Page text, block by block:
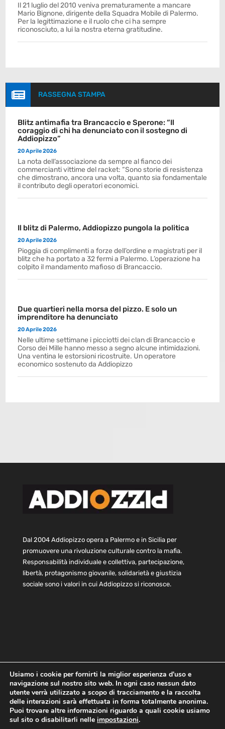
Il 21 luglio del 2010 veniva prematuramente a mancare
Mario Bignone, dirigente della Squadra Mobile di Palermo.
Per la legittimazione e il ruolo che ci ha sempre
riconosciuto, a lui la nostra eterna gratitudine.
 RASSEGNA STAMPA
Blitz antimafia tra Brancaccio e Sperone: “Il
coraggio di chi ha denunciato con il sostegno di
Addiopizzo”
20 Aprile 2026
La nota dell’associazione da sempre al fianco dei
commercianti vittime del racket: “Sono storie di resistenza
che dimostrano, ancora una volta, quanto sia fondamentale
il contributo degli operatori economici.
Il blitz di Palermo, Addiopizzo pungola la politica
20 Aprile 2026
Pioggia di complimenti a forze dell’ordine e magistrati per il
blitz che ha portato a 32 fermi a Palermo. L’operazione ha
colpito il mandamento mafioso di Brancaccio.
Due quartieri nella morsa del pizzo. E solo un
imprenditore ha denunciato
20 Aprile 2026
Nelle ultime settimane i picciotti dei clan di Brancaccio e
Corso dei Mille hanno messo a segno alcune intimidazioni.
Una ventina le estorsioni ricostruite. Un operatore
economico sostenuto da Addiopizzo
Dal 2004 Addiopizzo opera a Palermo e in Sicilia per
promuovere una rivoluzione culturale contro la mafia.
Responsabilità individuale e collettiva, partecipazione,
libertà, protagonismo giovanile, solidarietà e giustizia
sociale sono i valori in cui Addiopizzo si riconosce.
Home Statuto e bilancio
Contatti
Privacy
Cookie Child Protection Policy
Usiamo i cookie per fornirti la miglior esperienza d'uso e
navigazione sul nostro sito web. In ogni caso nessun dato
utente verrà utilizzato a scopo di tracciamento e la raccolta
delle interazioni sarà effettuata in forma totalmente anonima.
Puoi trovare altre informazioni riguardo a quali cookie usiamo
sul sito o disabilitarli nelle impostazioni.